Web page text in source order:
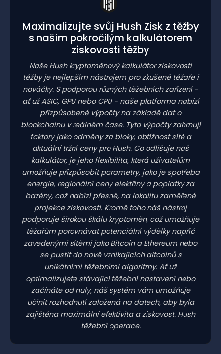
Maximalizujte svůj Hush Zisk z těžby
s naším pokročilým kalkulátorem
ziskovosti těžby
Naše Hush kryptoměnový kalkulátor ziskovosti
těžby je nejlepším nástrojem pro zkušené těžaře i
nováčky. S podporou různých těžebních zařízení -
ať už ASIC, GPU nebo CPU - naše platforma nabízí
přizpůsobené výpočty na základě dat o
blockchainu v reálném čase. Tyto výpočty zahrnují
faktory jako odměny za bloky, obtížnost sítě a
aktuální tržní ceny pro Hush. Co odlišuje náš
kalkulátor, je jeho flexibilita, která uživatelům
umožňuje přizpůsobit parametry, jako je spotřeba
energie, regionální ceny elektřiny a poplatky za
bazény, což nabízí přesné, na lokalitu zaměřené
projekce ziskovosti. Kromě toho náš nástroj
podporuje širokou škálu kryptoměn, což umožňuje
těžařům porovnávat potenciální výdělky napříč
zavedenými sítěmi jako Bitcoin a Ethereum nebo
se pustit do nově vznikajících altcoinů s
unikátními těžebními algoritmy. Ať už
optimalizujete stávající těžební nastavení nebo
začínáte od nuly, náš systém vám umožňuje
učinit rozhodnutí založená na datech, aby byla
zajištěna maximální efektivita a ziskovost. Hush
těžební operace.